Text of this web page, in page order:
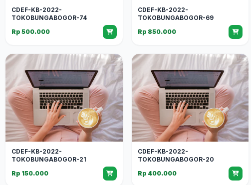
CDEF-KB-2022-
TOKOBUNGABOGOR-74
Rp 500.000
CDEF-KB-2022-
TOKOBUNGABOGOR-69
Rp 850.000
CDEF-KB-2022-
TOKOBUNGABOGOR-21
Rp 150.000
CDEF-KB-2022-
TOKOBUNGABOGOR-20
Rp 400.000